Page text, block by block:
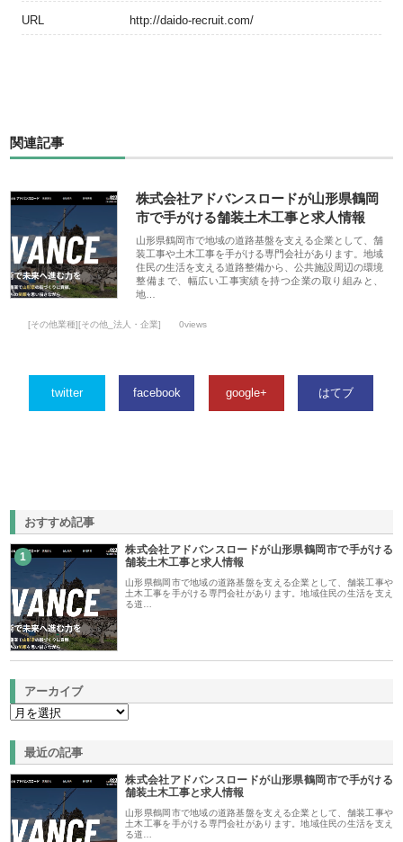
URL http://daido-recruit.com/
関連記事
株式会社アドバンスロードが山形県鶴岡
市で手がける舗装土木工事と求人情報
山形県鶴岡市で地域の道路基盤を支える企業として、舗
装工事や土木工事を手がける専門会社があります。地域
住民の生活を支える道路整備から、公共施設周辺の環境
整備まで、幅広い工事実績を持つ企業の取り組みと、
地…
[その他業種][その他_法人・企業] 0views
twitter facebook google+ はてブ
おすすめ記事
1
株式会社アドバンスロードが山形県鶴岡市で手がける
舗装土木工事と求人情報
山形県鶴岡市で地域の道路基盤を支える企業として、舗装工事や
土木工事を手がける専門会社があります。地域住民の生活を支え
る道…
アーカイブ
最近の記事
株式会社アドバンスロードが山形県鶴岡市で手がける
舗装土木工事と求人情報
山形県鶴岡市で地域の道路基盤を支える企業として、舗装工事や
土木工事を手がける専門会社があります。地域住民の生活を支え
る道…